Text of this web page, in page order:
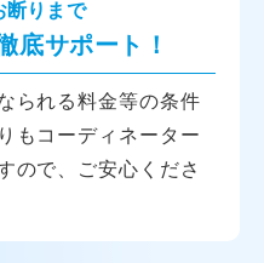
断りまで
底サポート！
られる料金等の条件
もコーディネーター
ので、ご安心くださ